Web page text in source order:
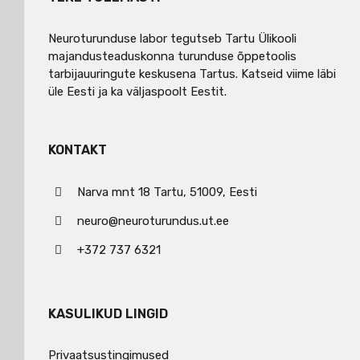
Neuroturunduse labor tegutseb Tartu Ülikooli
majandusteaduskonna turunduse õppetoolis
tarbijauuringute keskusena Tartus. Katseid viime läbi
üle Eesti ja ka väljaspoolt Eestit.
KONTAKT
Narva mnt 18 Tartu, 51009, Eesti
neuro@neuroturundus.ut.ee
+372 737 6321
KASULIKUD LINGID
Privaatsustingimused